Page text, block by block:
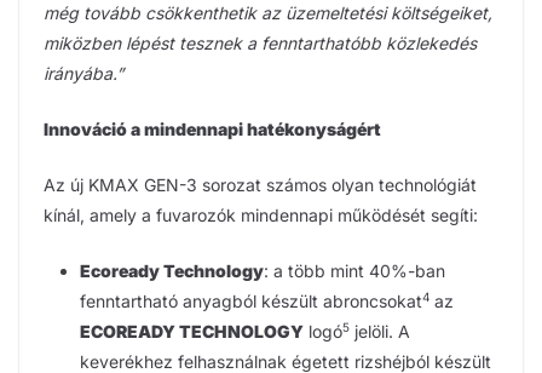
még tovább csökkenthetik az üzemeltetési költségeiket,
miközben lépést tesznek a fenntarthatóbb közlekedés
irányába.”
Innováció a mindennapi hatékonyságért
Az új KMAX GEN-3 sorozat számos olyan technológiát
kínál, amely a fuvarozók mindennapi működését segíti:
Ecoready Technology: a több mint 40%-ban
fenntartható anyagból készült abroncsokat4 az
ECOREADY TECHNOLOGY logó5 jelöli. A
keverékhez felhasználnak égetett rizshéjból készült